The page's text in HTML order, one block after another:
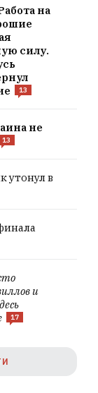
на
силу.
13
не
13
утонул в
и
17